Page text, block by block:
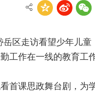
区走访看望少年儿
工作在一线的教育工
首课思政舞台剧，为